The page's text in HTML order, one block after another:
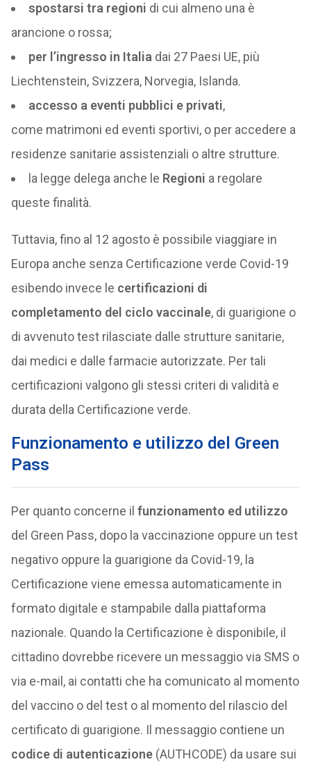
spostarsi tra regioni di cui almeno una è
arancione o rossa;
per l’ingresso in Italia dai 27 Paesi UE, più
Liechtenstein, Svizzera, Norvegia, Islanda.
accesso a eventi pubblici e privati,
come matrimoni ed eventi sportivi, o per accedere a
residenze sanitarie assistenziali o altre strutture.
la legge delega anche le Regioni a regolare
queste finalità.
Tuttavia, fino al 12 agosto è possibile viaggiare in
Europa anche senza Certificazione verde Covid-19
esibendo invece le certificazioni di
completamento del ciclo vaccinale, di guarigione o
di avvenuto test rilasciate dalle strutture sanitarie,
dai medici e dalle farmacie autorizzate. Per tali
certificazioni valgono gli stessi criteri di validità e
durata della Certificazione verde.
Funzionamento e utilizzo del Green
Pass
Per quanto concerne il funzionamento ed utilizzo
del Green Pass, dopo la vaccinazione oppure un test
negativo oppure la guarigione da Covid-19, la
Certificazione viene emessa automaticamente in
formato digitale e stampabile dalla piattaforma
nazionale. Quando la Certificazione è disponibile, il
cittadino dovrebbe ricevere un messaggio via SMS o
via e-mail, ai contatti che ha comunicato al momento
del vaccino o del test o al momento del rilascio del
certificato di guarigione. Il messaggio contiene un
codice di autenticazione(AUTHCODE) da usare sui